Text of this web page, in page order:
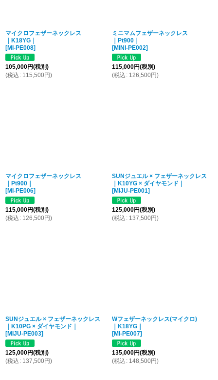
マイクロフェザーネックレス
｜K18YG｜
[MI-PE008]
105,000円(税別)
(税込 : 115,500円)
ミニマムフェザーネックレス
｜Pt900｜
[MINI-PE002]
115,000円(税別)
(税込 : 126,500円)
マイクロフェザーネックレス
｜Pt900｜
[MI-PE006]
115,000円(税別)
(税込 : 126,500円)
SUNジュエル × フェザーネックレス
｜K10YG × ダイヤモンド｜
[MIJU-PE001]
125,000円(税別)
(税込 : 137,500円)
SUNジュエル × フェザーネックレス
｜K10PG × ダイヤモンド｜
[MIJU-PE003]
125,000円(税別)
(税込 : 137,500円)
Wフェザーネックレス(マイクロ)
｜K18YG｜
[MI-PE007]
135,000円(税別)
(税込 : 148,500円)